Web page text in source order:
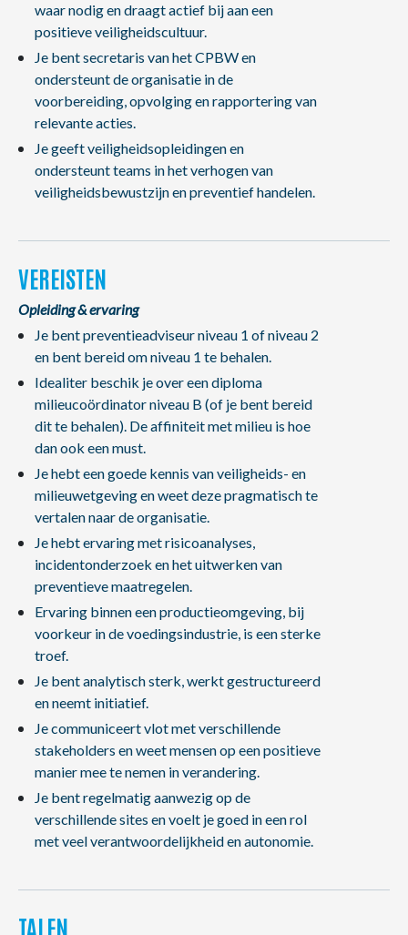
waar nodig en draagt actief bij aan een
positieve veiligheidscultuur.
Je bent secretaris van het CPBW en
ondersteunt de organisatie in de
voorbereiding, opvolging en rapportering van
relevante acties.
Je geeft veiligheidsopleidingen en
ondersteunt teams in het verhogen van
veiligheidsbewustzijn en preventief handelen.
VEREISTEN
Opleiding & ervaring
Je bent preventieadviseur niveau 1 of niveau 2
en bent bereid om niveau 1 te behalen.
Idealiter beschik je over een diploma
milieucoördinator niveau B (of je bent bereid
dit te behalen). De affiniteit met milieu is hoe
dan ook een must.
Je hebt een goede kennis van veiligheids- en
milieuwetgeving en weet deze pragmatisch te
vertalen naar de organisatie.
Je hebt ervaring met risicoanalyses,
incidentonderzoek en het uitwerken van
preventieve maatregelen.
Ervaring binnen een productieomgeving, bij
voorkeur in de voedingsindustrie, is een sterke
troef.
Je bent analytisch sterk, werkt gestructureerd
en neemt initiatief.
Je communiceert vlot met verschillende
stakeholders en weet mensen op een positieve
manier mee te nemen in verandering.
Je bent regelmatig aanwezig op de
verschillende sites en voelt je goed in een rol
met veel verantwoordelijkheid en autonomie.
TALEN